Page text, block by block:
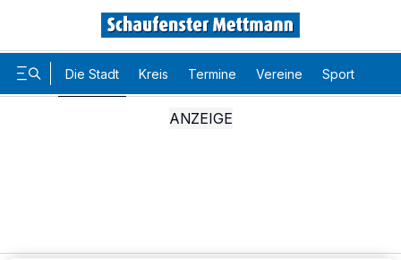
Die Stadt Kreis Termine Vereine Sport
Wir und unsere218-Partner speichern und greifen auf
Kennungen auf Ihrem Gerät zu. Durch Auswahl von OK aktivieren Sie
Informationen finden Sie in unserer Datenschutzerklärung.